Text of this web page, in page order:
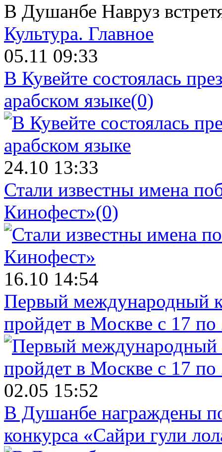
В Душанбе Навруз
Культура. Главное
05.11 09:33
В Кувейте состоялась
арабском языке(0)
24.10 13:33
Стали известны имена
Кинофест»(0)
16.10 14:54
Первый международный
пройдет в Москве с 17 по
02.05 15:52
В Душанбе награждены
конкурса «Сайри гули